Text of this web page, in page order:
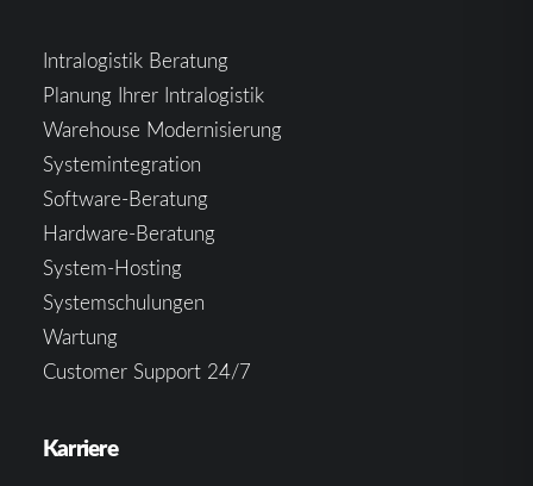
Intralogistik Beratung
Planung Ihrer Intralogistik
Warehouse Modernisierung
Systemintegration
Software-Beratung
Hardware-Beratung
System-Hosting
Systemschulungen
Wartung
Customer Support 24/7
Karriere